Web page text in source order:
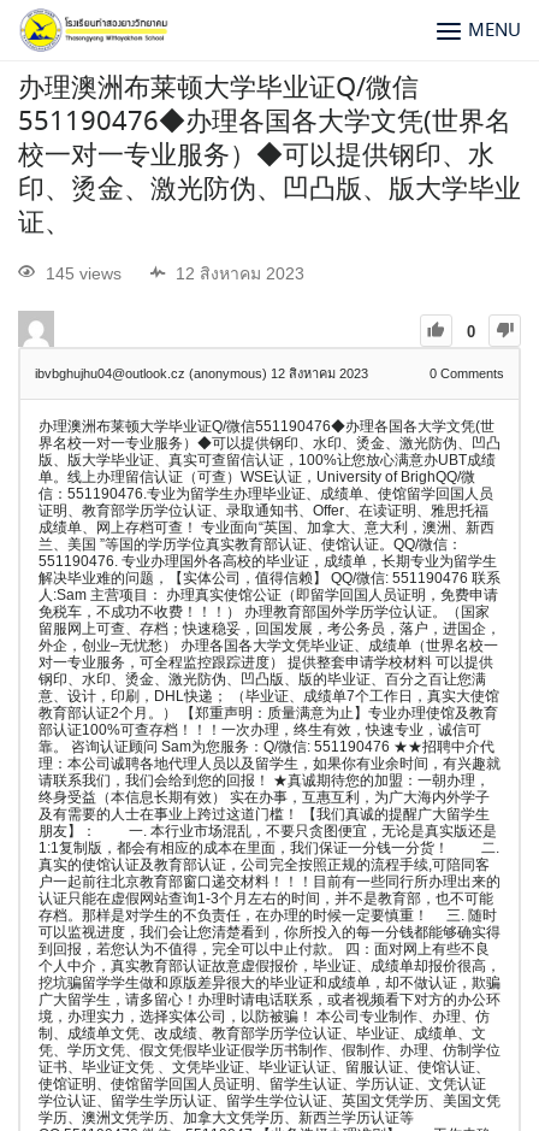
MENU
办理澳洲布莱顿大学毕业证Q/微信
551190476◆办理各国各大学文凭(世界名
校一对一专业服务）◆可以提供钢印、水
印、烫金、激光防伪、凹凸版、版大学毕业
证、
145 views 12 สิงหาคม 2023
0
ibvbghujhu04@outlook.cz (anonymous) 12 สิงหาคม 2023 0 Comments
办理澳洲布莱顿大学毕业证Q/微信551190476◆办理各国各大学文凭(世
界名校一对一专业服务）◆可以提供钢印、水印、烫金、激光防伪、凹凸
版、版大学毕业证、真实可查留信认证，100%让您放心满意办UBT成绩
单。线上办理留信认证（可查）WSE认证，University of BrighQQ/微
信：551190476.专业为留学生办理毕业证、成绩单、使馆留学回国人员
证明、教育部学历学位认证、录取通知书、Offer、在读证明、雅思托福
成绩单、网上存档可查！ 专业面向“英国、加拿大、意大利，澳洲、新西
兰、美国 ”等国的学历学位真实教育部认证、使馆认证。QQ/微信：
551190476. 专业办理国外各高校的毕业证，成绩单，长期专业为留学生
解决毕业难的问题，【实体公司，值得信赖】 QQ/微信: 551190476 联系
人:Sam 主营项目： 办理真实使馆公证（即留学回国人员证明，免费申请
免税车，不成功不收费！！！） 办理教育部国外学历学位认证。（国家
留服网上可查、存档；快速稳妥，回国发展，考公务员，落户，进国企，
外企，创业–无忧愁） 办理各国各大学文凭毕业证、成绩单（世界名校一
对一专业服务，可全程监控跟踪进度） 提供整套申请学校材料 可以提供
钢印、水印、烫金、激光防伪、凹凸版、版的毕业证、百分之百让您满
意、设计，印刷，DHL快递； （毕业证、成绩单7个工作日，真实大使馆
教育部认证2个月。） 【郑重声明：质量满意为止】专业办理使馆及教育
部认证100%可查存档！！！一次办理，终生有效，快速专业，诚信可
靠。 咨询认证顾问 Sam为您服务：Q/微信: 551190476 ★★招聘中介代
理：本公司诚聘各地代理人员以及留学生，如果你有业余时间，有兴趣就
请联系我们，我们会给到您的回报！ ★真诚期待您的加盟：一朝办理，
终身受益（本信息长期有效） 实在办事，互惠互利，为广大海内外学子
及有需要的人士在事业上跨过这道门槛！ 【我们真诚的提醒广大留学生
朋友】： 一. 本行业市场混乱，不要只贪图便宜，无论是真实版还是
1:1复制版，都会有相应的成本在里面，我们保证一分钱一分货！ 二.
真实的使馆认证及教育部认证，公司完全按照正规的流程手续,可陪同客
户一起前往北京教育部窗口递交材料！！！目前有一些同行所办理出来的
认证只能在虚假网站查询1-3个月左右的时间，并不是教育部，也不可能
存档。那样是对学生的不负责任，在办理的时候一定要慎重！ 三. 随时
可以监视进度，我们会让您清楚看到，你所投入的每一分钱都能够确实得
到回报，若您认为不值得，完全可以中止付款。 四：面对网上有些不良
个人中介，真实教育部认证故意虚假报价，毕业证、成绩单却报价很高，
挖坑骗留学学生做和原版差异很大的毕业证和成绩单，却不做认证，欺骗
广大留学生，请多留心！办理时请电话联系，或者视频看下对方的办公环
境，办理实力，选择实体公司，以防被骗！ 本公司专业制作、办理、仿
制、成绩单文凭、改成绩、教育部学历学位认证、毕业证、成绩单、文
凭、学历文凭、假文凭假毕业证假学历书制作、假制作、办理、仿制学位
证书、毕业证文凭 、文凭毕业证、毕业证认证、留服认证、使馆认证、
使馆证明、使馆留学回国人员证明、留学生认证、学历认证、文凭认证
学位认证、留学生学历认证、留学生学位认证、英国文凭学历、美国文凭
学历、澳洲文凭学历、加拿大文凭学历、新西兰学历认证等